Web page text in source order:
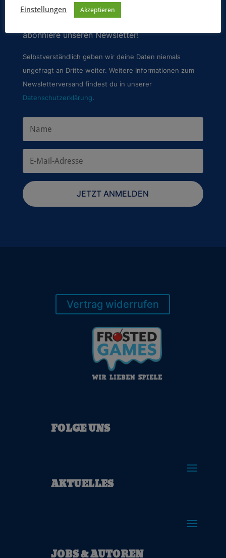
geplanten Spiele-Projekte und aktuelle
abonniere unseren Newsletter!
Selbstverständlich geben wir deine Daten niemals
ungefragt an Dritte weiter. Weitere Informationen zum
Newsletterversand findest du in unserer
Datenschutzerklärung.
JETZT ANMELDEN
Vertrag widerrufen
AKTUELLES
JOBS & AUTOREN
FOLGE UNS
Einstellungen Akzeptieren